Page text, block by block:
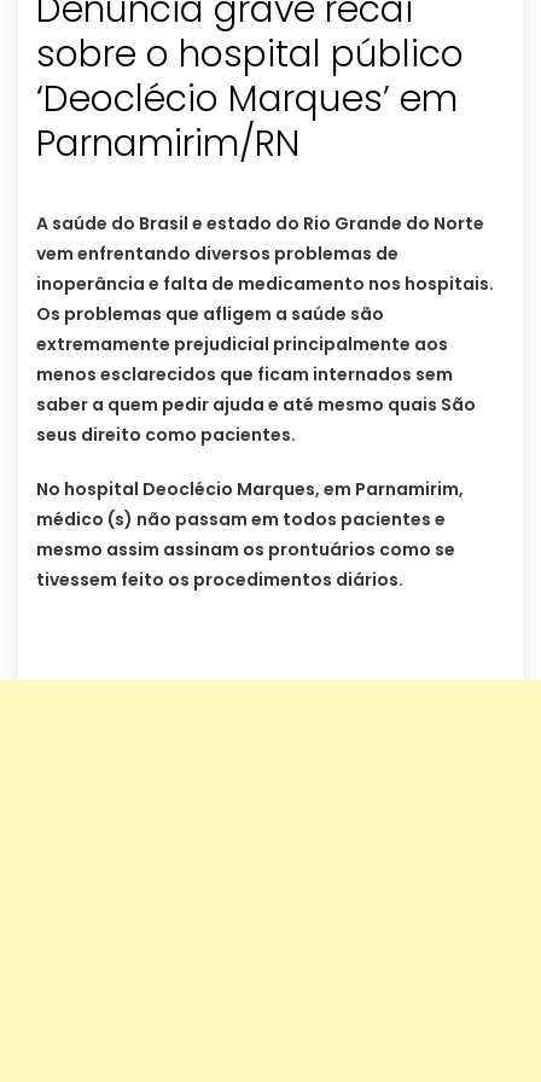
sobre o hospital público
‘Deoclécio Marques’ em
Parnamirim/RN
A saúde do Brasil e estado do Rio Grande do Norte
vem enfrentando diversos problemas de
inoperância e falta de medicamento nos hospitais.
Os problemas que afligem a saúde são
extremamente prejudicial principalmente aos
menos esclarecidos que ficam internados sem
saber a quem pedir ajuda e até mesmo quais São
seus direito como pacientes.
No hospital Deoclécio Marques, em Parnamirim,
médico (s) não passam em todos pacientes e
mesmo assim assinam os prontuários como se
tivessem feito os procedimentos diários.